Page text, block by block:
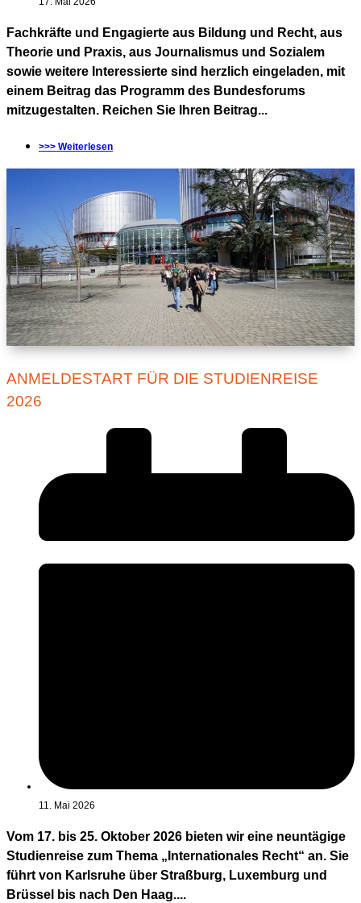
Fachkräfte und Engagierte aus Bildung und Recht, aus
Theorie und Praxis, aus Journalismus und Sozialem
sowie weitere Interessierte sind herzlich eingeladen, mit
einem Beitrag das Programm des Bundesforums
mitzugestalten. Reichen Sie Ihren Beitrag...
>>> Weiterlesen
ANMELDESTART FÜR DIE STUDIENREISE
2026
11. Mai 2026
Vom 17. bis 25. Oktober 2026 bieten wir eine neuntägige
Studienreise zum Thema „Internationales Recht“ an. Sie
führt von Karlsruhe über Straßburg, Luxemburg und
Brüssel bis nach Den Haag....